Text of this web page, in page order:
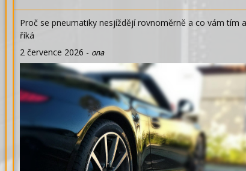
Proč se pneumatiky nesjíždějí rovnoměrně a co vám tím
říká
2 července 2026 - ona